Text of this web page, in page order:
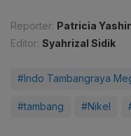
Reporter: Patricia
Editor: Syahrizal Sidik
#Indo Tambangraya
#tambang #Nikel